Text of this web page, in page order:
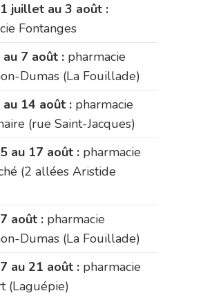
juillet au 3 août :
Fontanges
au 7 août : pharmacie
Dumas (La Fouillade)
au 14 août : pharmacie
(rue Saint-Jacques)
au 17 août : pharmacie
(2 allées Aristide
août : pharmacie
Dumas (La Fouillade)
au 21 août : pharmacie
(Laguépie)